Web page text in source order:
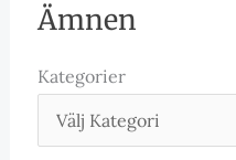
Ämnen
Kategorier